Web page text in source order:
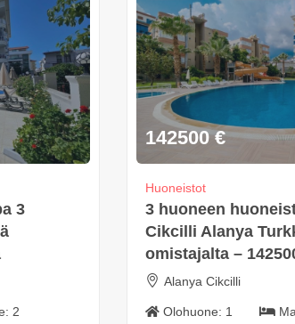
3
2
142500 €
Huoneistot
3 huoneen
Cikcilli Alanya
omistajalta –
Alanya Cikcilli
Olohuone: 1